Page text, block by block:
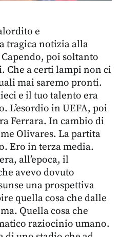
e
tragica notizia alla
poi soltanto
Che a certi lampi non ci
mai saremo pronti.
e il tuo talento era
L’esordio in UEFA, poi
Ferrara. In cambio di
Olivares. La partita
Ero in terza media.
all’epoca, il
avevo dovuto
una prospettiva
quella cosa che dalle
Quella cosa che
raziocinio umano.